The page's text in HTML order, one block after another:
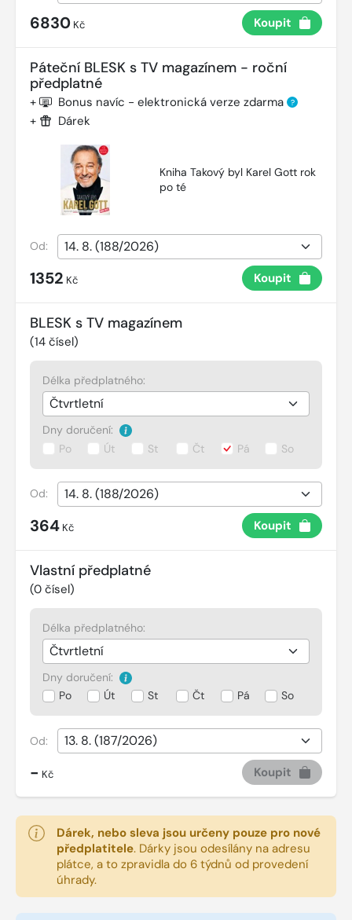
6830 Kč Koupit
Páteční BLESK s TV magazínem - roční
předplatné
+ Bonus navíc - elektronická verze zdarma ?
+ Dárek
Kniha Takový byl Karel Gott rok
po té
Od:
1352 Kč Koupit
BLESK s TV magazínem
(14 čísel)
Délka předplatného:
Dny doručení:
Po
Út St Čt Pá So
Od:
364 Kč Koupit
Vlastní předplatné
(0 čísel)
Délka předplatného:
Dny doručení:
Po
Út St Čt Pá So
Od:
- Kč Koupit
Dárek, nebo sleva jsou určeny pouze pro nové
předplatitele. Dárky jsou odesílány na adresu
plátce, a to zpravidla do 6 týdnů od provedení
úhrady.